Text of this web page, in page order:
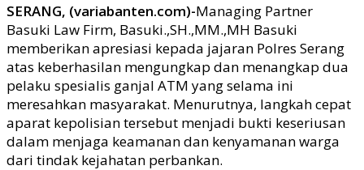
SERANG, (variabanten.com)-Managing Partner
Basuki Law Firm, Basuki.,SH.,MM.,MH Basuki
memberikan apresiasi kepada jajaran Polres Serang
atas keberhasilan mengungkap dan menangkap dua
pelaku spesialis ganjal ATM yang selama ini
meresahkan masyarakat. Menurutnya, langkah cepat
aparat kepolisian tersebut menjadi bukti keseriusan
dalam menjaga keamanan dan kenyamanan warga
dari tindak kejahatan perbankan.